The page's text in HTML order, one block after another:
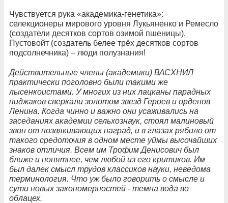
Чувствуется рука «академика-генетика»:
селекционеры мирового уровня Лукьяненко и Ремесло
(создатели десятков сортов озимой пшеницы),
Пустовойт (создатель белее трёх десятков сортов
подсолнечника) – люди полузнания!
Действительные члены (академики) ВАСХНИЛ
практически поголовно были такими же
лысенкоистами. У многих из них лацканы парадных
пиджаков сверкали золотом звезд Героев и орденов
Ленина. Когда чинно и важно они усаживались на
заседаниях академии сельхознаук, стоял малиновый
звон от позвякивающих наград, и в глазах рябило от
такого средоточия в одном месте уймы высочайших
знаков отличия. Всем им Трофим Денисович был
ближе и понятнее, чем любой из его критиков. Им
был далек смысл трудов классиков науки, неведома
терминология. Что уж было говорить о смысле и
сути новых закономерностей - темна вода во
облацех.